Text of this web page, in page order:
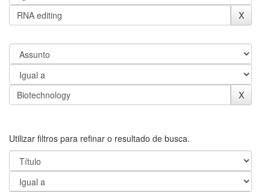
Utilizar filtros para refinar o resultado de busca.